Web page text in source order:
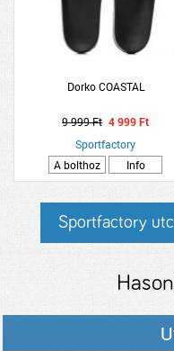
Dorko COASTAL
9 999 Ft 4 999 Ft
Sportfactory
A bolthoz
Info
Sportfactory